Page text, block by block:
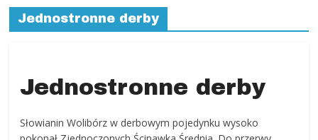
Ruda,
Radków
Ścinawka,
Jugów,
kłodzka,
Jednostronne derby
Jednostronne derby
Słowianin Wolibórz w derbowym pojedynku wysoko